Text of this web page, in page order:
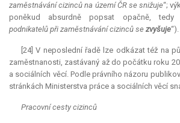
zaměstnávání cizinců na území ČR se snižuje“;
poněkud absurdně popsat opačně, tedy
podnikatelů při zaměstnávání cizinců se zvyšuje“).
[24] V neposlední řadě lze odkázat též na
zaměstnanosti, zastávaný až do počátku roku
a sociálních věcí. Podle právního názoru
stránkách Ministerstva práce a sociálních věcí
Pracovní cesty cizinců